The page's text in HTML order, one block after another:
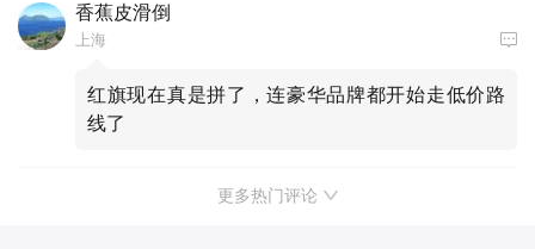
香蕉皮滑倒
上海
红旗现在真是拼了，连豪华品牌都开始走低价路
线了
更多热门评论